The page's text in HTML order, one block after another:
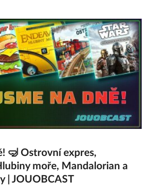
🤿 Ostrovní expres,
moře, Mandalorian a
| JOUOBCAST